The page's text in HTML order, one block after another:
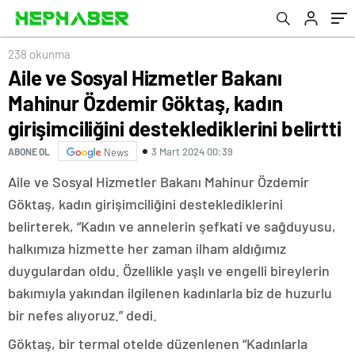
238 okunma
Aile ve Sosyal Hizmetler Bakanı
Mahinur Özdemir Göktaş, kadın
girişimciliğini desteklediklerini belirtti
ABONE OL News 3 Mart 2024 00:39
Aile ve Sosyal Hizmetler Bakanı Mahinur Özdemir
Göktaş, kadın girişimciliğini desteklediklerini
belirterek, “Kadın ve annelerin şefkati ve sağduyusu,
halkımıza hizmette her zaman ilham aldığımız
duygulardan oldu. Özellikle yaşlı ve engelli bireylerin
bakımıyla yakından ilgilenen kadınlarla biz de huzurlu
bir nefes alıyoruz.” dedi.
Göktaş, bir termal otelde düzenlenen “Kadınlarla